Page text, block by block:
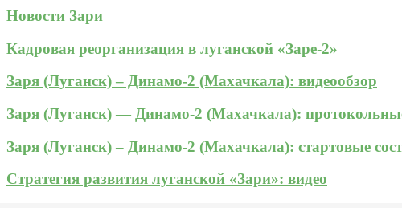
Новости Зари
Кадровая реорганизация в луганской «Заре-2»
Заря (Луганск) – Динамо-2 (Махачкала): видеообзор
Заря (Луганск) — Динамо-2 (Махачкала):
Заря (Луганск) – Динамо-2 (Махачкала): стартовые
Стратегия развития луганской «Зари»: видео